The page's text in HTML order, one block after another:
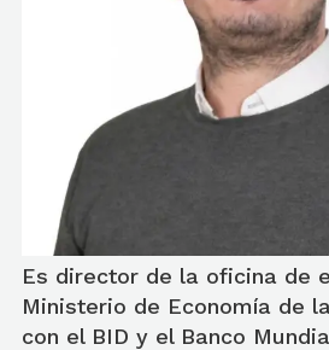
Es director de la oficina de
Ministerio de Economía de
con el BID y el Banco